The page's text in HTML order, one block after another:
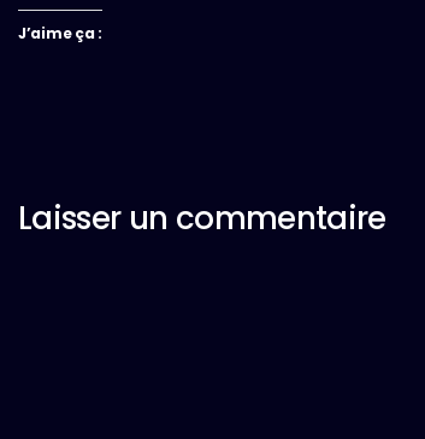
J’aime ça :
Laisser un commentaire